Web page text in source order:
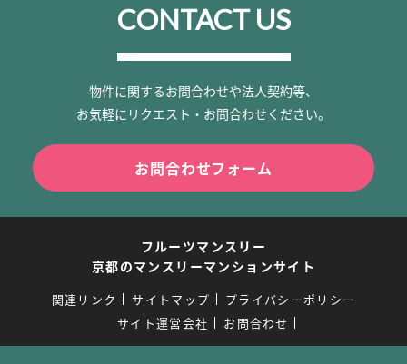
CONTACT US
物件に関するお問合わせや法人契約等、
お気軽にリクエスト・お問合わせください。
お問合わせフォーム
フルーツマンスリー
京都のマンスリーマンションサイト
関連リンク サイトマップ
プライバシーポリシー
サイト運営会社
お問合わせ